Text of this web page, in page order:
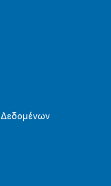
Δεδομένων